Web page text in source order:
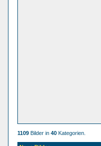
1109 Bilder in 40 Kategorien.